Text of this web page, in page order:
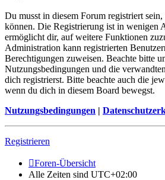
Du musst in diesem Forum registriert
können. Die Registrierung ist in wenigen
ermöglicht dir, auf weitere Funktionen
Administration kann registrierten
Berechtigungen zuweisen. Beachte bitte
Nutzungsbedingungen und die
dich registrierst. Bitte beachte auch die
wenn du dich in diesem Board bewegst.
Nutzungsbedingungen |
Registrieren
Foren-Übersicht
Alle Zeiten sind UTC+02:00